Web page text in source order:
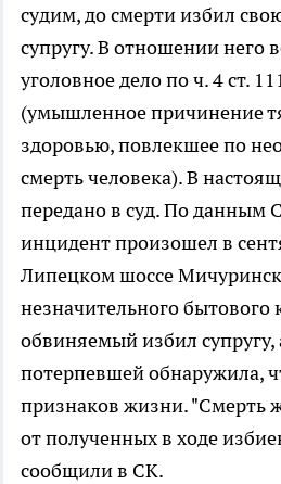
судим, до смерти избил
супругу. В отношении него
уголовное дело по ч. 4 ст.
(умышленное причинение
здоровью, повлекшее по
смерть человека). В
передано в суд. По данным
инцидент произошел в
Липецком шоссе
незначительного бытового
обвиняемый избил
потерпевшей обнаружила,
признаков жизни. "Смерть
от полученных в ходе
сообщили в СК.